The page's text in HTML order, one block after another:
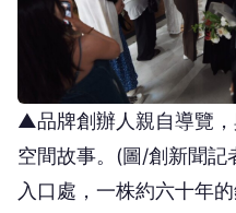
▲品牌創辦人親自導覽
空間故事。(圖/創新聞
入口處，一株約六十年